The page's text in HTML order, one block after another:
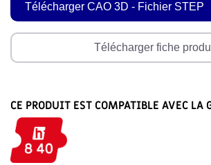
Télécharger CAO 3D - Fichier STEP
Télécharger fiche
CE PRODUIT EST COMPATIBLE AVEC LA